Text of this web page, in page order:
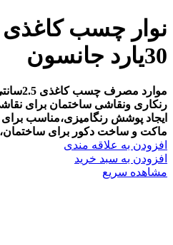
30یارد جانسون
موارد
رنکاری ونقاشی ساختمان برای
ایجاد پوشش رنگامیزی،مناسب
ماکت و ساخت دکور برای
افزودن به علاقه مندی
افزودن به سبد خرید
مشاهده سریع